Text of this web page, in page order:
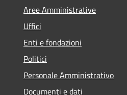
Aree Amministrative
Uffici
Enti e fondazioni
Politici
Personale Amministrativo
Documenti e dati